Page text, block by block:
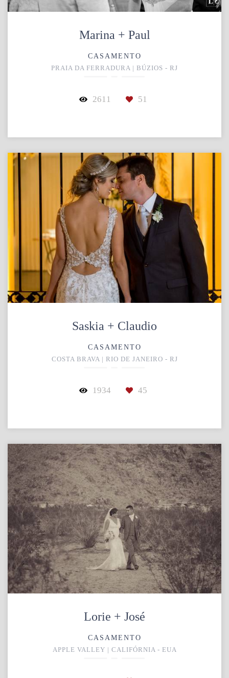
Marina + Paul
CASAMENTO
PRAIA DA FERRADURA | BÚZIOS - RJ
2611 51
Saskia + Claudio
CASAMENTO
COSTA BRAVA | RIO DE JANEIRO - RJ
1934 45
Lorie + José
CASAMENTO
APPLE VALLEY | CALIFÓRNIA - EUA